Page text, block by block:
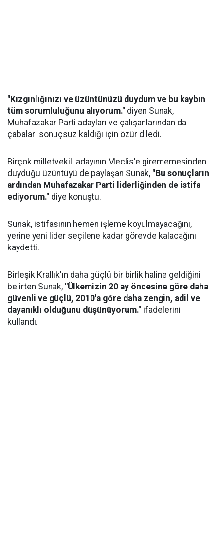
"Kızgınlığınızı ve üzüntünüzü duydum ve bu kaybın
tüm sorumluluğunu alıyorum." diyen Sunak,
Muhafazakar Parti adayları ve çalışanlarından da
çabaları sonuçsuz kaldığı için özür diledi.
Birçok milletvekili adayının Meclis'e girememesinden
duyduğu üzüntüyü de paylaşan Sunak, "Bu sonuçların
ardından Muhafazakar Parti liderliğinden de istifa
ediyorum." diye konuştu.
Sunak, istifasının hemen işleme koyulmayacağını,
yerine yeni lider seçilene kadar görevde kalacağını
kaydetti.
Birleşik Krallık'ın daha güçlü bir birlik haline geldiğini
belirten Sunak, "Ülkemizin 20 ay öncesine göre daha
güvenli ve güçlü, 2010'a göre daha zengin, adil ve
dayanıklı olduğunu düşünüyorum." ifadelerini
kullandı.